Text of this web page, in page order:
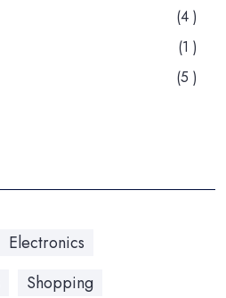
(4 )
(1 )
(5 )
Electronics
Shopping